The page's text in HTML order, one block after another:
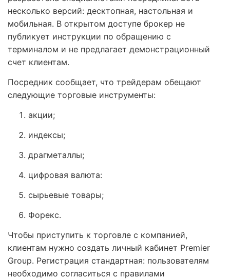
несколько версий: десктопная, настольная и
мобильная. В открытом доступе брокер не
публикует инструкции по обращению с
терминалом и не предлагает демонстрационный
счет клиентам.
Посредник сообщает, что трейдерам обещают
следующие торговые инструменты:
акции;
индексы;
драгметаллы;
цифровая валюта:
сырьевые товары;
Форекс.
Чтобы приступить к торговле с компанией,
клиентам нужно создать личный кабинет Premier
Group. Регистрация стандартная: пользователям
необходимо согласиться с правилами